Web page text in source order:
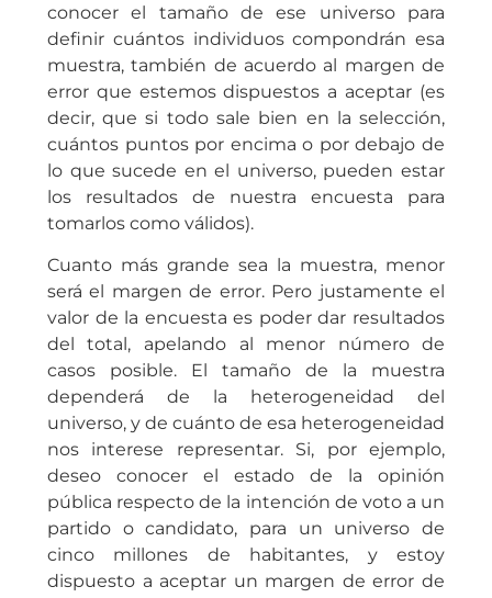
conocer el tamaño de ese universo para
definir cuántos individuos compondrán esa
muestra, también de acuerdo al margen de
error que estemos dispuestos a aceptar (es
decir, que si todo sale bien en la selección,
cuántos puntos por encima o por debajo de
lo que sucede en el universo, pueden estar
los resultados de nuestra encuesta para
tomarlos como válidos).
Cuanto más grande sea la muestra, menor
será el margen de error. Pero justamente el
valor de la encuesta es poder dar resultados
del total, apelando al menor número de
casos posible. El tamaño de la muestra
dependerá de la heterogeneidad del
universo, y de cuánto de esa heterogeneidad
nos interese representar. Si, por ejemplo,
deseo conocer el estado de la opinión
pública respecto de la intención de voto a un
partido o candidato, para un universo de
cinco millones de habitantes, y estoy
dispuesto a aceptar un margen de error de